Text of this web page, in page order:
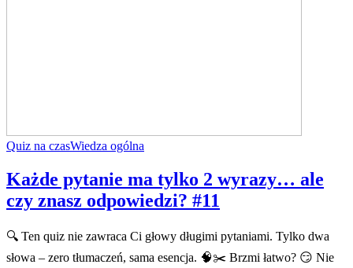
Quiz na czasWiedza ogólna
Każde pytanie ma tylko 2 wyrazy… ale
czy znasz odpowiedzi? #11
🔍 Ten quiz nie zawraca Ci głowy długimi pytaniami. Tylko dwa
słowa – zero tłumaczeń, sama esencja. 🧠✂️ Brzmi łatwo? 😏 Nie